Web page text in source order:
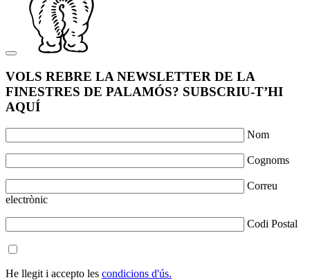
VOLS REBRE LA NEWSLETTER DE LA
FINESTRES DE PALAMÓS? SUBSCRIU-T’HI
AQUÍ
Nom
Cognoms
Correu
electrònic
Codi Postal
He llegit i accepto les condicions d'ús.